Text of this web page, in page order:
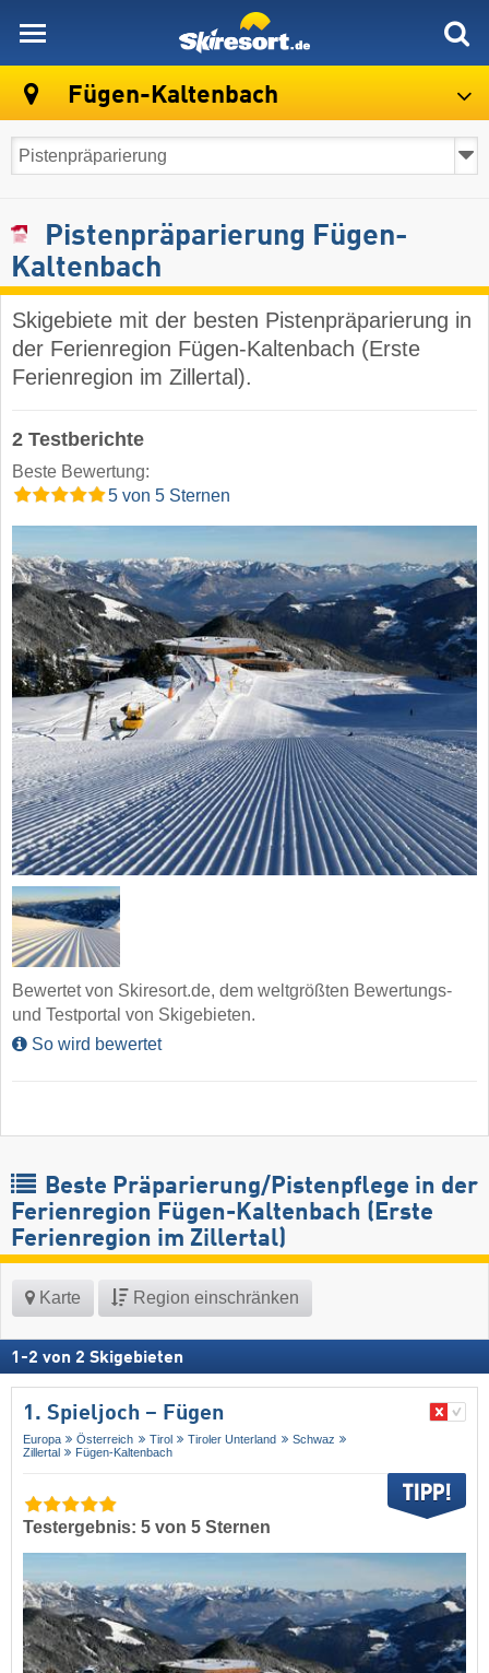
Fügen-Kaltenbach
Pistenpräparierung Fügen-
Kaltenbach
Skigebiete mit der besten Pistenpräparierung in
der Ferienregion Fügen-Kaltenbach (Erste
Ferienregion im Zillertal).
2 Testberichte
Beste Bewertung:
5 von 5 Sternen
Bewertet von Skiresort.de, dem weltgrößten Bewertungs-
und Testportal von Skigebieten.
So wird bewertet
Beste Präparierung/Pistenpflege in der
Ferienregion Fügen-Kaltenbach (Erste
Ferienregion im Zillertal)
Karte Region einschränken
1 -2 von 2 Skigebieten
1. Spieljoch – Fügen
Europa Österreich Tirol Tiroler Unterland
Schwaz
Zillertal
Fügen-Kaltenbach
Testergebnis: 5 von 5 Sternen